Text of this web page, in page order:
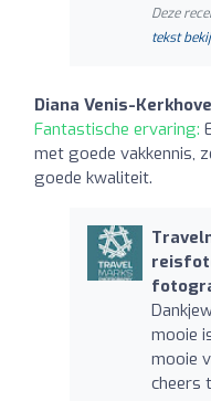
Deze
tekst
Diana Venis-
Fantastische ervaring:
met goede vakkennis,
goede kwaliteit.
mooie
mooie
cheers